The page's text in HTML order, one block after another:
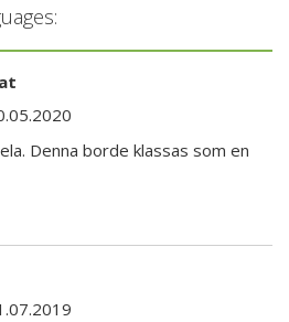
Denna borde klassas som en